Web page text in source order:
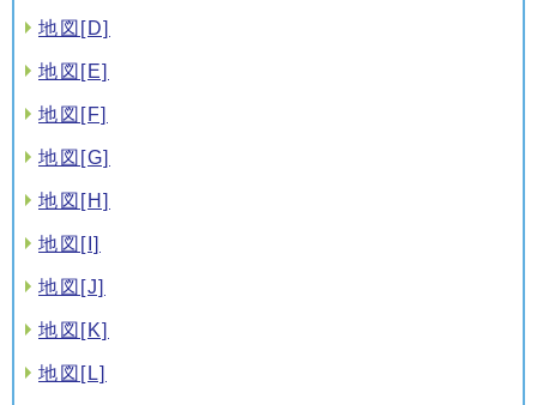
地図[D]
地図[E]
地図[F]
地図[G]
地図[H]
地図[I]
地図[J]
地図[K]
地図[L]